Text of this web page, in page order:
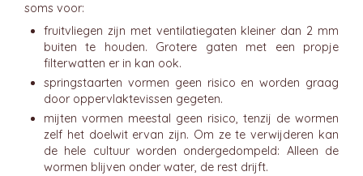
soms voor:
fruitvliegen zijn met ventilatiegaten kleiner dan 2 mm
buiten te houden. Grotere gaten met een propje
filterwatten er in kan ook.
springstaarten vormen geen risico en worden graag
door oppervlaktevissen gegeten.
mijten vormen meestal geen risico, tenzij de wormen
zelf het doelwit ervan zijn. Om ze te verwijderen kan
de hele cultuur worden ondergedompeld: Alleen de
wormen blijven onder water, de rest drijft.